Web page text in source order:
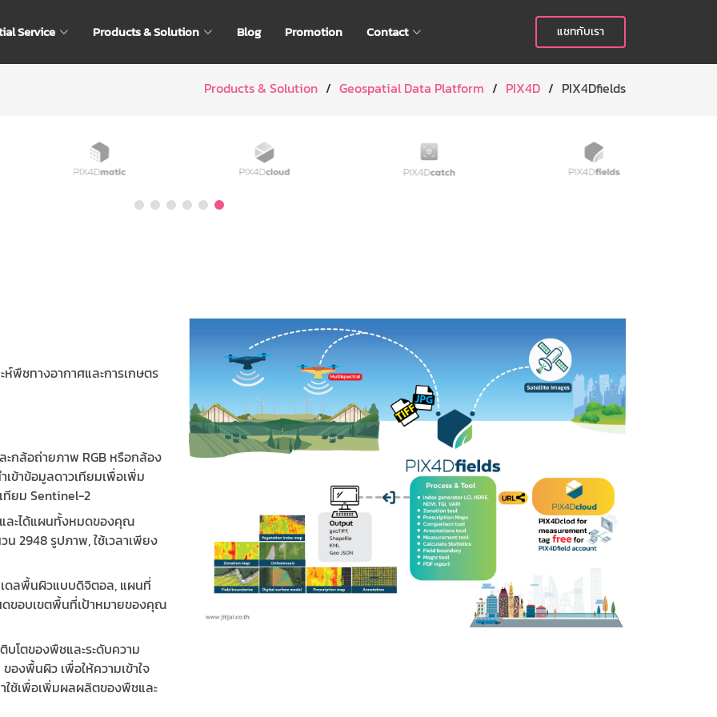
Service Products & Solution Blog Promotion Contact แชทกับเรา
Products & Solution Geospatial Data Platform PIX4D PIX4Dfields
พืชทางอากาศและการเกษตร
ะกล้อถ่ายภาพ RGB หรือกล้อง
ข้าข้อมูลดาวเทียมเพื่อเพิ่ม
ยม Sentinel-2
ละได้แผนทั้งหมดของคุณ
น 2948 รูปภาพ, ใช้เวลาเพียง
ดลพื้นผิวแบบดิจิตอล, แผนที่
ขอบเขตพื้นที่เป้าหมายของคุณ
ติบโตของพืชและระดับความ
องพื้นผิว เพื่อให้ความเข้าใจ
ช้เพื่อเพิ่มผลผลิตของพืชและ